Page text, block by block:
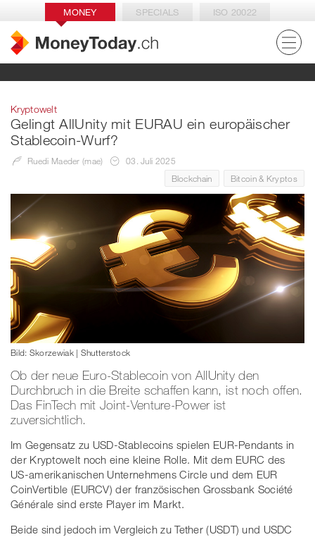
MONEY SPECIALS ISO 20022
Kryptowelt
Gelingt AllUnity mit EURAU ein europäischer
Stablecoin-Wurf?
Ruedi Maeder (mae)
03. Juli 2025
Blockchain
Bitcoin & Kryptos
Bild: Skorzewiak | Shutterstock
Ob der neue Euro-Stablecoin von AllUnity den
Durchbruch in die Breite schaffen kann, ist noch offen.
Das FinTech mit Joint-Venture-Power ist
zuversichtlich.
Im Gegensatz zu USD-Stablecoins spielen EUR-Pendants in
der Kryptowelt noch eine kleine Rolle. Mit dem EURC des
US-amerikanischen Unternehmens Circle und dem EUR
CoinVertible (EURCV) der französischen Grossbank Société
Générale sind erste Player im Markt.
Beide sind jedoch im Vergleich zu Tether (USDT) und USDC